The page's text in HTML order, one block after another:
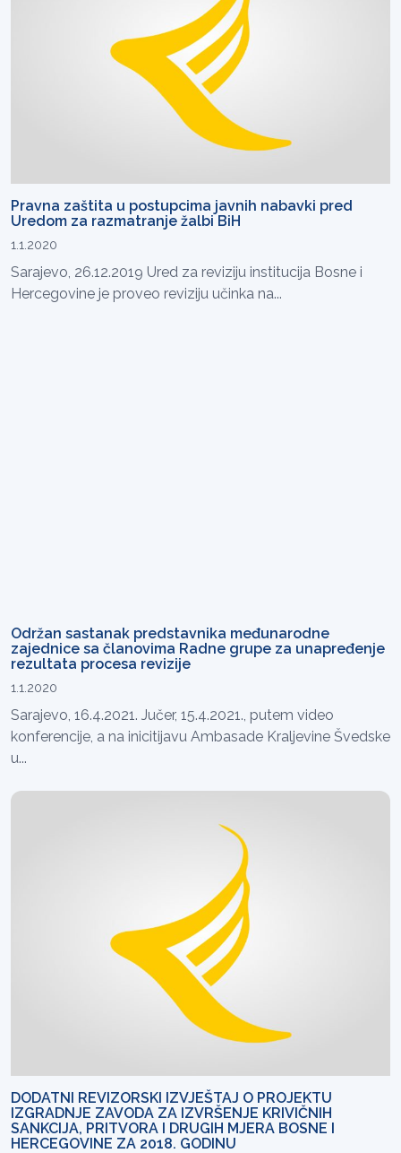
Pravna zaštita u postupcima javnih nabavki pred
Uredom za razmatranje žalbi BiH
1.1.2020
Sarajevo, 26.12.2019 Ured za reviziju institucija Bosne i
Hercegovine je proveo reviziju učinka na...
Održan sastanak predstavnika međunarodne
zajednice sa članovima Radne grupe za unapređenje
rezultata procesa revizije
1.1.2020
Sarajevo, 16.4.2021. Jučer, 15.4.2021., putem video
konferencije, a na inicitijavu Ambasade Kraljevine Švedske
u...
DODATNI REVIZORSKI IZVJEŠTAJ O PROJEKTU
IZGRADNJE ZAVODA ZA IZVRŠENJE KRIVIČNIH
SANKCIJA, PRITVORA I DRUGIH MJERA BOSNE I
HERCEGOVINE ZA 2018. GODINU